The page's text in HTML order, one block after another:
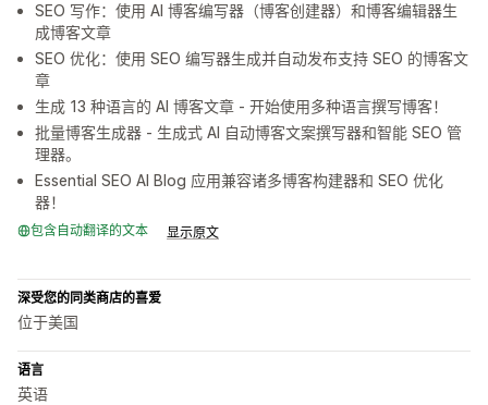
SEO 写作：使用 AI 博客编写器（博客创建器）和博客编辑器生
成博客文章
SEO 优化：使用 SEO 编写器生成并自动发布支持 SEO 的博客文
章
生成 13 种语言的 AI 博客文章 - 开始使用多种语言撰写博客！
批量博客生成器 - 生成式 AI 自动博客文案撰写器和智能 SEO 管
理器。
Essential SEO AI Blog 应用兼容诸多博客构建器和 SEO 优化
器！
包含自动翻译的文本 显示原文
深受您的同类商店的喜爱
位于美国
语言
英语